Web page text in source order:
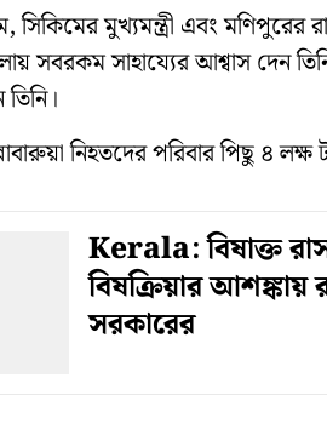
মুখ্যমন্ত্রী এবং মণিপুরের
সবরকম সাহায্যের আশ্বাস দেন
নিহতদের পরিবার পিছু ৪
Kerala: বিষাক্ত
বিষক্রিয়ার
সরকারের